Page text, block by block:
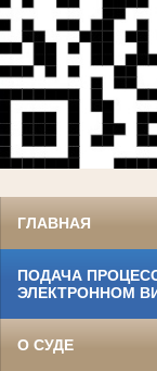
ГЛАВНАЯ
ПОДАЧА
ЭЛЕКТРОННОМ
О СУДЕ